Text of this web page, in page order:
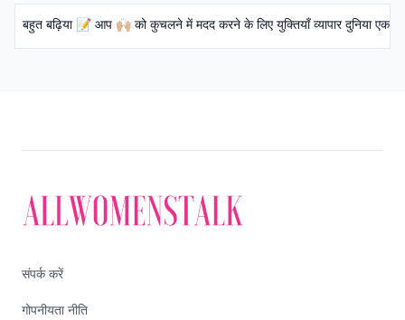
बहुत बढ़िया 📝 आप 🙌🏼 को कुचलने में मदद करने के लिए युक्तियाँ व्यापार दुनिया एक
संपर्क करें
गोपनीयता नीति